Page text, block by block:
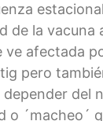
de la vacuna
ve afectada
pero
del
o ´macheo´